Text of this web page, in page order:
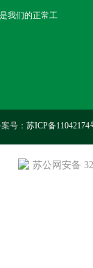
我们的正常工
号： 苏ICP备11042174
苏公网安备